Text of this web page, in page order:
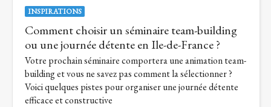
INSPIRATIONS
Comment choisir un séminaire team-building
ou une journée détente en Ile-de-France ?
Votre prochain séminaire comportera une animation team-
building et vous ne savez pas comment la sélectionner ?
Voici quelques pistes pour organiser une journée détente
efficace et constructive